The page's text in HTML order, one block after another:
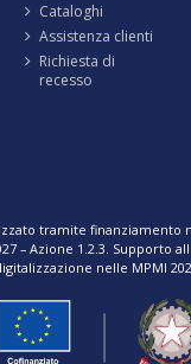
Cataloghi
Assistenza clienti
Richiesta di
recesso
tramite finanziamento
– Azione 1.2.3. Supporto
nelle MPMI